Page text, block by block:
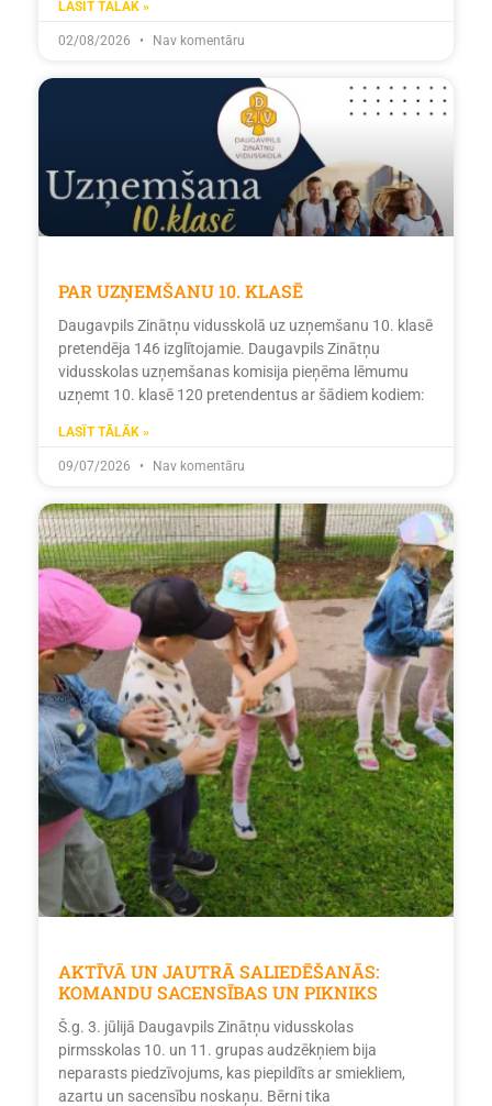
LASĪT TĀLĀK »
02/08/2026 Nav komentāru
PAR UZŅEMŠANU 10. KLASĒ
Daugavpils Zinātņu vidusskolā uz uzņemšanu 10. klasē
pretendēja 146 izglītojamie. Daugavpils Zinātņu
vidusskolas uzņemšanas komisija pieņēma lēmumu
uzņemt 10. klasē 120 pretendentus ar šādiem kodiem:
LASĪT TĀLĀK »
09/07/2026 Nav komentāru
AKTĪVĀ UN JAUTRĀ SALIEDĒŠANĀS:
KOMANDU SACENSĪBAS UN PIKNIKS
Š.g. 3. jūlijā Daugavpils Zinātņu vidusskolas
pirmsskolas 10. un 11. grupas audzēkņiem bija
neparasts piedzīvojums, kas piepildīts ar smiekliem,
azartu un sacensību noskaņu. Bērni tika